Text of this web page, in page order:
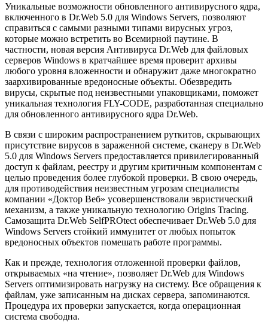
Уникальные возможности обновленного антивирусного ядра,
включенного в Dr.Web 5.0 для Windows Servers, позволяют
справиться с самыми разными типами вирусных угроз,
которые можно встретить во Всемирной паутине. В
частности, новая версия Антивируса Dr.Web для файловых
серверов Windows в кратчайшее время проверит архивы
любого уровня вложенности и обнаружит даже многократно
заархивированные вредоносные объекты. Обезвредить
вирусы, скрытые под неизвестными упаковщиками, поможет
уникальная технология FLY-CODE, разработанная специально
для обновленного антивирусного ядра Dr.Web.
В связи с широким распространением руткитов, скрывающих
присутствие вирусов в зараженной системе, сканеру в Dr.Web
5.0 для Windows Servers предоставляется привилегированный
доступ к файлам, реестру и другим критичным компонентам с
целью проведения более глубокой проверки. В свою очередь,
для противодействия неизвестным угрозам специалисты
компании «Доктор Веб» усовершенствовали эвристический
механизм, а также уникальную технологию Origins Tracing.
Самозащита Dr.Web SelfPROtect обеспечивает Dr.Web 5.0 для
Windows Servers стойкий иммунитет от любых попыток
вредоносных объектов помешать работе программы.
Как и прежде, технология отложенной проверки файлов,
открываемых «на чтение», позволяет Dr.Web для Windows
Servers оптимизировать нагрузку на систему. Все обращения к
файлам, уже записанным на дисках сервера, запоминаются.
Процедура их проверки запускается, когда операционная
система свободна.